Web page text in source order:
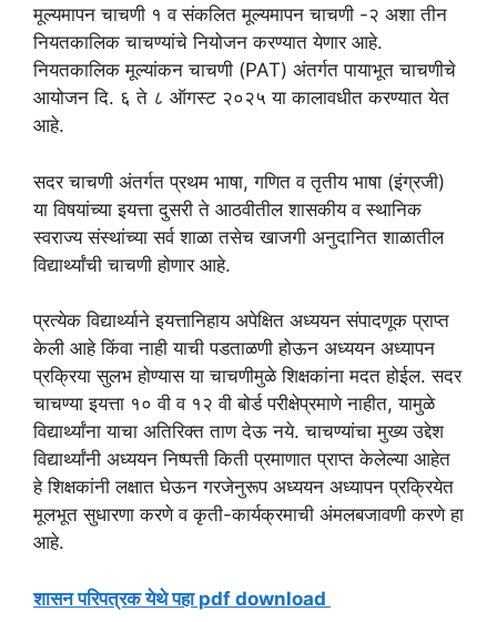
मूल्यमापन चाचणी १ व संकलित मूल्यमापन चाचणी -२ अशा तीन
नियतकालिक चाचण्यांचे नियोजन करण्यात येणार आहे.
नियतकालिक मूल्यांकन चाचणी (PAT) अंतर्गत पायाभूत चाचणीचे
आयोजन दि. ६ ते ८ ऑगस्ट २०२५ या कालावधीत करण्यात येत
आहे.
सदर चाचणी अंतर्गत प्रथम भाषा, गणित व तृतीय भाषा (इंग्रजी)
या विषयांच्या इयत्ता दुसरी ते आठवीतील शासकीय व स्थानिक
स्वराज्य संस्थांच्या सर्व शाळा तसेच खाजगी अनुदानित शाळातील
विद्यार्थ्यांची चाचणी होणार आहे.
प्रत्येक विद्यार्थ्याने इयत्तानिहाय अपेक्षित अध्ययन संपादणूक प्राप्त
केली आहे किंवा नाही याची पडताळणी होऊन अध्ययन अध्यापन
प्रक्रिया सुलभ होण्यास या चाचणीमुळे शिक्षकांना मदत होईल. सदर
चाचण्या इयत्ता १० वी व १२ वी बोर्ड परीक्षेप्रमाणे नाहीत, यामुळे
विद्यार्थ्यांना याचा अतिरिक्त ताण देऊ नये. चाचण्यांचा मुख्य उद्देश
विद्यार्थ्यांनी अध्ययन निष्पत्ती किती प्रमाणात प्राप्त केलेल्या आहेत
हे शिक्षकांनी लक्षात घेऊन गरजेनुरूप अध्ययन अध्यापन प्रक्रियेत
मूलभूत सुधारणा करणे व कृती-कार्यक्रमाची अंमलबजावणी करणे हा
आहे.
शासन परिपत्रक येथे पहा pdf download